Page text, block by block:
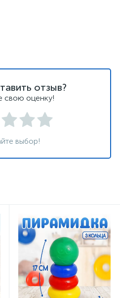
отзыв?
свою оценку!
выбор!